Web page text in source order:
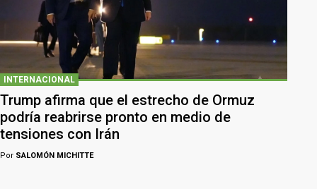
INTERNACIONAL
Trump afirma que el estrecho de Ormuz
podría reabrirse pronto en medio de
tensiones con Irán
Por SALOMÓN MICHITTE